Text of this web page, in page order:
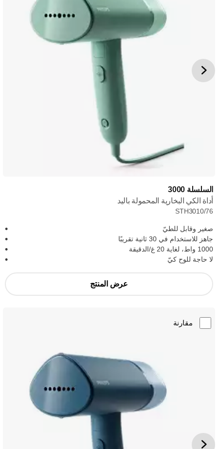
السلسلة 3000
أداة الكي البخارية المحمولة باليد
STH3010/76
صغير وقابل للطيّ
جاهز للاستخدام في 30 ثانية تقريبًا
1000 واط، لغاية 20 غ/الدقيقة
لا حاجة للوح كيّ
عرض المنتج
مقارنة